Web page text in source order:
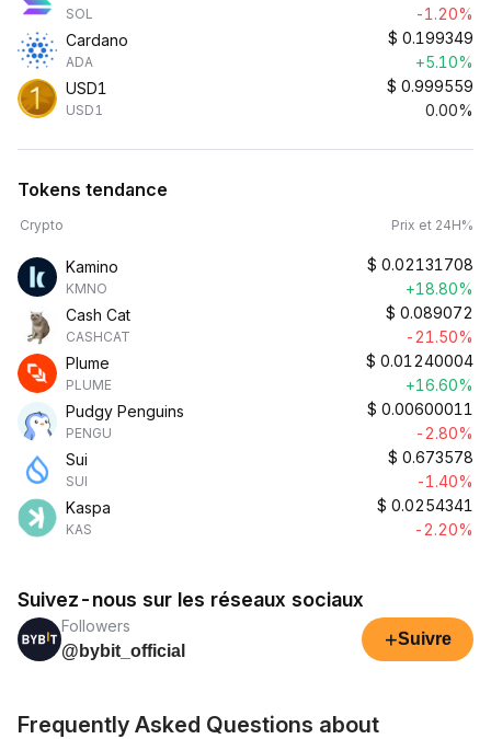
SOL
-1.20%
Cardano
ADA
$ 0.199349
+5.10%
USD1
USD1
$ 0.999559
0.00%
Tokens tendance
Crypto Prix et 24H%
Kamino
KMNO
$ 0.02131708
+18.80%
Cash Cat
CASHCAT
$ 0.089072
-21.50%
Plume
PLUME
$ 0.01240004
+16.60%
Pudgy Penguins
PENGU
$ 0.00600011
-2.80%
Sui
SUI
$ 0.673578
-1.40%
Kaspa
KAS
$ 0.0254341
-2.20%
Suivez-nous sur les réseaux sociaux
Followers
@bybit_official
+Suivre
Frequently Asked Questions about